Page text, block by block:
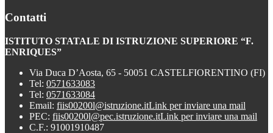
Contatti
ISTITUTO STATALE DI ISTRUZIONE SUPERIORE “F.
ENRIQUES”
Via Duca D’Aosta, 65 - 50051 CASTELFIORENTINO (FI)
Tel: 0571633083
Tel: 0571633084
Email: fiis00200l@istruzione.itLink per inviare una mail
PEC: fiis00200l@pec.istruzione.itLink per inviare una mail
C.F.: 91001910487